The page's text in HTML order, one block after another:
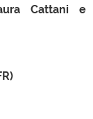
Cattani e